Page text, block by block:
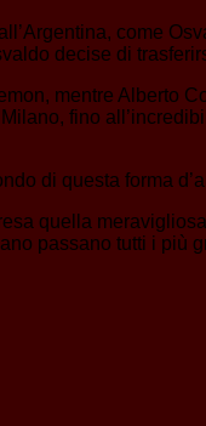
come
decise di
mentre Alberto
fino
di questa forma
quella
passano tutti i più